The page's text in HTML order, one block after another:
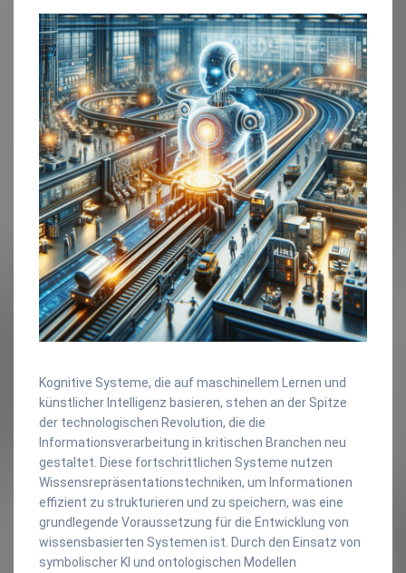
Kognitive Systeme, die auf maschinellem Lernen und
künstlicher Intelligenz basieren, stehen an der Spitze
der technologischen Revolution, die die
Informationsverarbeitung in kritischen Branchen neu
gestaltet. Diese fortschrittlichen Systeme nutzen
Wissensrepräsentationstechniken, um Informationen
effizient zu strukturieren und zu speichern, was eine
grundlegende Voraussetzung für die Entwicklung von
wissensbasierten Systemen ist. Durch den Einsatz von
symbolischer KI und ontologischen Modellen